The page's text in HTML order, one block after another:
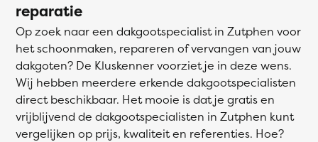
reparatie
Op zoek naar een dakgootspecialist in Zutphen voor
het schoonmaken, repareren of vervangen van jouw
dakgoten? De Kluskenner voorziet je in deze wens.
Wij hebben meerdere erkende dakgootspecialisten
direct beschikbaar. Het mooie is dat je gratis en
vrijblijvend de dakgootspecialisten in Zutphen kunt
vergelijken op prijs, kwaliteit en referenties. Hoe?